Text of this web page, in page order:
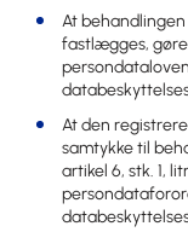
At
fastlægges,
At den
samtykke til
artikel 6, stk. 1,